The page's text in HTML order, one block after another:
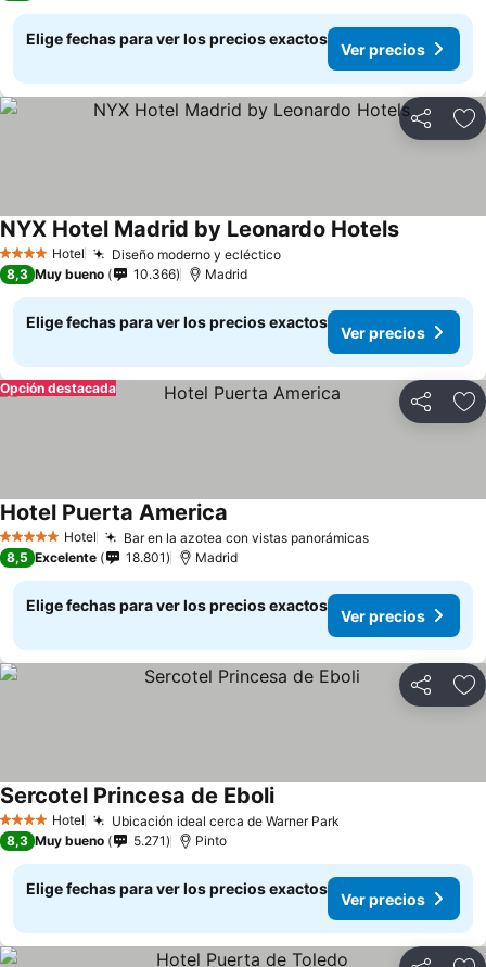
Elige fechas para ver los precios exactos
Ver precios
Compartir
4 EstrellasHotel Diseño moderno y ecléctico
NYX Hotel Madrid by Leonardo Hotels
8,3 Muy bueno 10.366 Madrid
Elige fechas para ver los precios exactos
Ver precios
Compartir
Opción destacada
5 Estrellas Hotel Bar en la azotea con vistas panorámicas
Hotel Puerta America
8,5 Excelente 18.801 Madrid
Elige fechas para ver los precios exactos
Ver precios
Compartir
4 EstrellasHotel Ubicación ideal cerca de Warner Park
Sercotel Princesa de Eboli
8,3 Muy bueno 5.271 Pinto
Elige fechas para ver los precios exactos
Ver precios